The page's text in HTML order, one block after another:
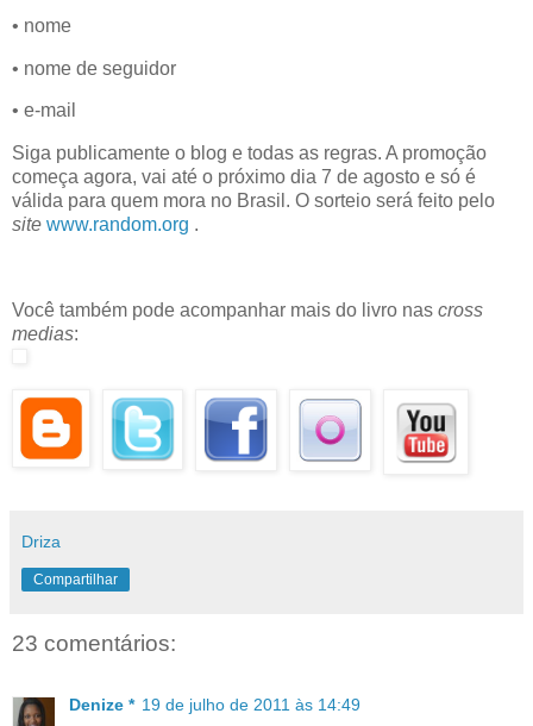
• nome
• nome de seguidor
• e-mail
Siga publicamente o blog e todas as regras. A promoção
começa agora, vai até o próximo dia 7 de agosto e só é
válida para quem mora no Brasil. O sorteio será feito pelo
site www.random.org .
Você também pode acompanhar mais do livro nas cross
medias:
Driza
Compartilhar
23 comentários:
Denize * 19 de julho de 2011 às 14:49